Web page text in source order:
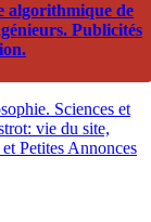
algorithmique de
Publicités
Sciences et
vie du site,
Petites Annonces